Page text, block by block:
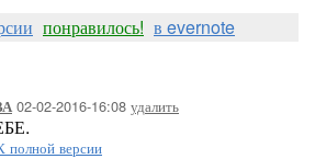
понравилось! в evernote
02-02-2016-16:08 удалить
полной версии